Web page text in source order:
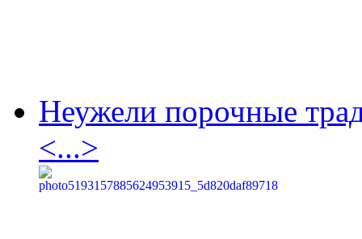
Неужели порочные
<...>